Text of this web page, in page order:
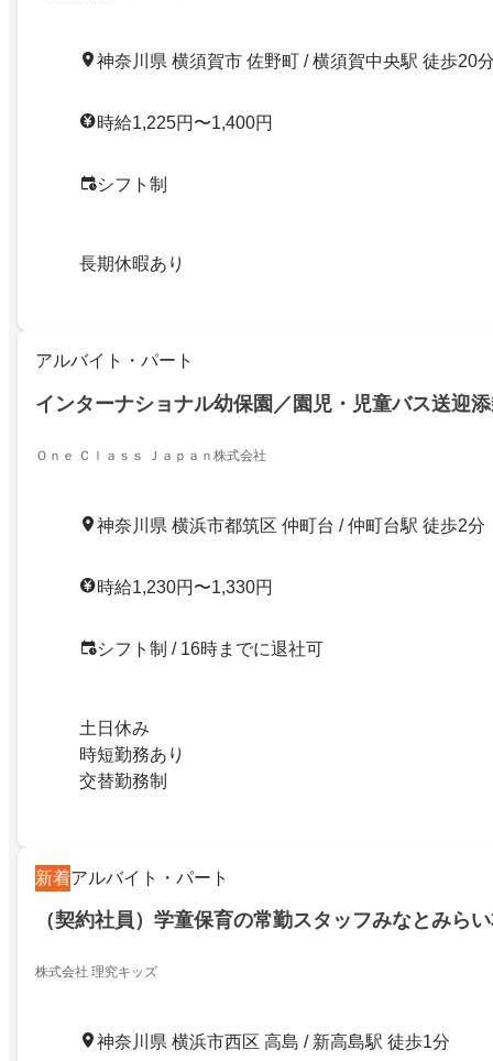
神奈川県 横須賀市 佐野町 / 横須賀中央駅 徒歩20
時給1,225円〜1,400円
シフト制
長期休暇あり
アルバイト・パート
インターナショナル幼保園／園児・児童バス送迎
Ｏｎｅ Ｃｌａｓｓ Ｊａｐａｎ株式会社
神奈川県 横浜市都筑区 仲町台 / 仲町台駅 徒歩2分
時給1,230円〜1,330円
シフト制 / 16時までに退社可
土日休み
時短勤務あり
交替勤務制
新着アルバイト・パート
（契約社員）学童保育の常勤スタッフみなとみら
株式会社 理究キッズ
神奈川県 横浜市西区 高島 / 新高島駅 徒歩1分